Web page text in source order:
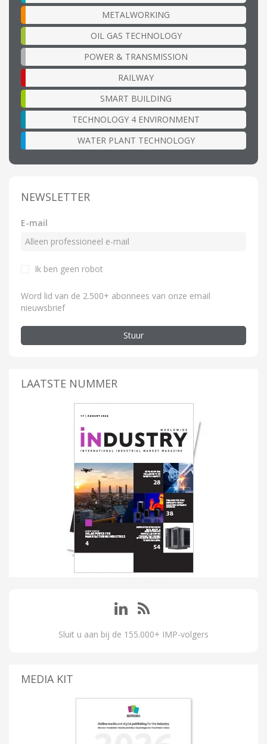
METALWORKING
OIL GAS TECHNOLOGY
POWER & TRANSMISSION
RAILWAY
SMART BUILDING
TECHNOLOGY 4 ENVIRONMENT
WATER PLANT TECHNOLOGY
NEWSLETTER
E-mail
Ik ben geen robot
Word lid van de 2.500+ abonnees van onze email
nieuwsbrief
Stuur
LAATSTE NUMMER
Sluit u aan bij de 155.000+ IMP-volgers
MEDIA KIT